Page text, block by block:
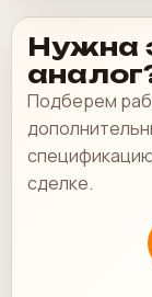
Нужна
Подберем
сделке.